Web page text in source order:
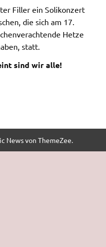
Filler ein Solikonzert
die sich am 17.
Hetze
statt.
sind wir alle!
News von ThemeZee.